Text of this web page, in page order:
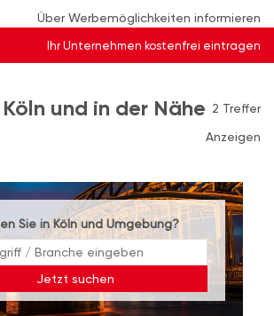
Über Werbemöglichkeiten informieren
Ihr Unternehmen kostenfrei eintragen
und in der Nähe 2 Treffer
Anzeigen
Sie in Köln und Umgebung?
Jetzt suchen